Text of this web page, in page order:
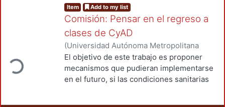
Item Add to my list
Comisión: Pensar en el regreso a
clases de CyAD
(Universidad Autónoma Metropolitana
(México). Unidad Azcapotzalco. División
de Ciencias y Artes para el Diseño.,2021-
03 )Gutiérrez Trapero, Olga
El objetivo de este trabajo es proponer
mecanismos que pudieran implementarse
en el futuro, si las condiciones sanitarias